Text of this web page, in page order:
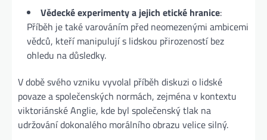
Vědecké experimenty a jejich etické hranice:
Příběh je také varováním před neomezenými ambicemi
vědců, kteří manipulují s lidskou přirozeností bez
ohledu na důsledky.
V době svého vzniku vyvolal příběh diskuzi o lidské
povaze a společenských normách, zejména v kontextu
viktoriánské Anglie, kde byl společenský tlak na
udržování dokonalého morálního obrazu velice silný.